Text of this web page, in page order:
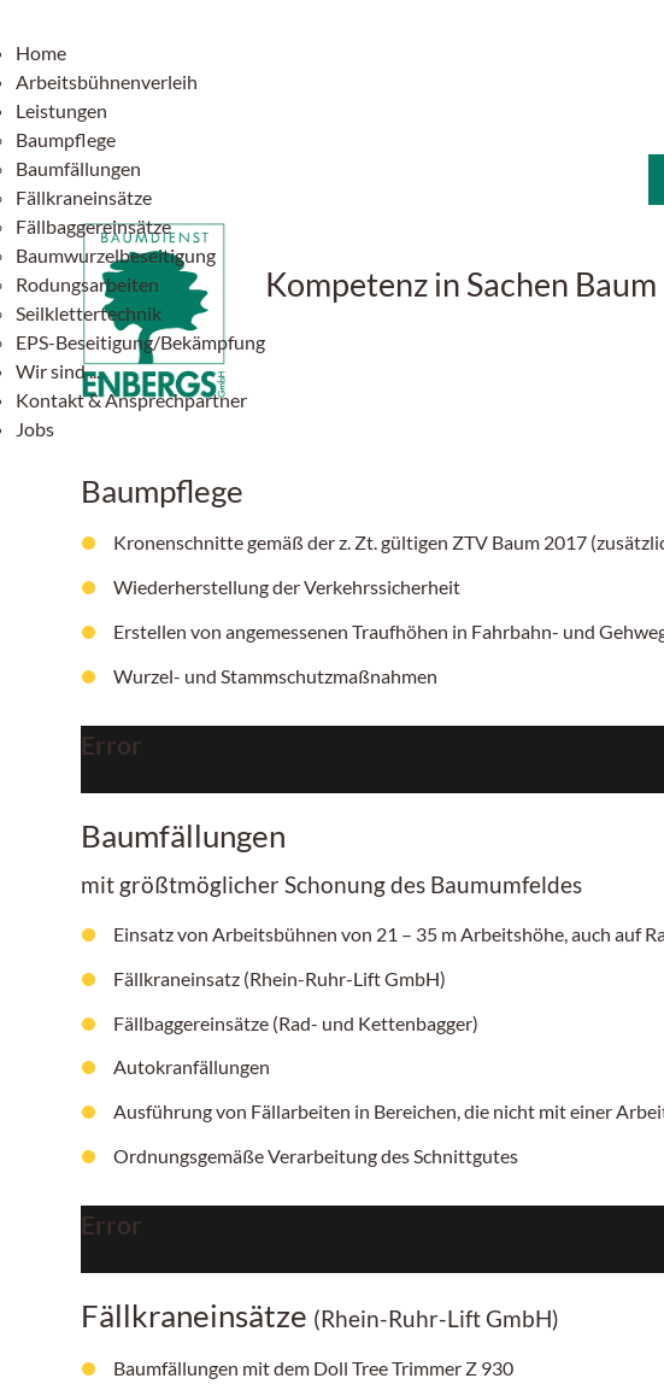
Home
Arbeitsbühnenverleih
Leistungen
Baumpflege
Baumfällungen
Fällkraneinsätze
Fällbaggereinsätze
Baumwurzelbeseitigung
Rodungsarbeiten
Seilklettertechnik
EPS-Beseitigung/Bekämpfung
Wir sind ...
Kontakt & Ansprechpartner
Jobs
Kompetenz in Sachen Baum
Baumpflege
Kronenschnitte gemäß der z. Zt. gültigen ZTV Baum 2017
Wiederherstellung der Verkehrssicherheit
Erstellen von angemessenen Traufhöhen in Fahrbahn- und
Wurzel- und Stammschutzmaßnahmen
Error
Baumfällungen
mit größtmöglicher Schonung des Baumumfeldes
Einsatz von Arbeitsbühnen von 21 – 35 mArbeitshöhe, auch auf
Fällkraneinsatz (Rhein-Ruhr-Lift GmbH)
Fällbaggereinsätze (Rad- und Kettenbagger)
Autokranfällungen
Ausführung von Fällarbeiten in Bereichen, die nicht mit einer
Ordnungsgemäße Verarbeitung des Schnittgutes
Error
Fällkraneinsätze (Rhein-Ruhr-Lift GmbH)
Baumfällungen mit dem Doll Tree Trimmer Z 930